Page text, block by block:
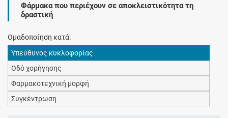
Φάρμακα που περιέχουν σε αποκλειστικότητα τη
δραστική
Ομαδοποίηση κατά:
Υπεύθυνος κυκλοφορίας
Οδό χορήγησης
Φαρμακοτεχνική μορφή
Συγκέντρωση